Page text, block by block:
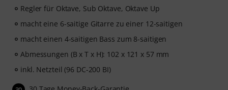
Regler für Oktave, Sub Oktave, Oktave Up
macht eine 6-saitige Gitarre zu einer 12-saitigen
macht einen 4-saitigen Bass zum 8-saitigen
Abmessungen (B x T x H): 102 x 121 x 57 mm
inkl. Netzteil (96 DC-200 BI)